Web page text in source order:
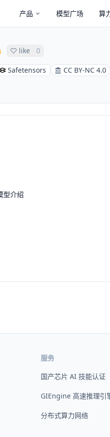
产品 模型广场 算
like 0
Safetensors CC BY-NC 4.0
型介绍
服务
国产芯片 AI 技能认证
GIEngine 高速推理引
分布式算力网络